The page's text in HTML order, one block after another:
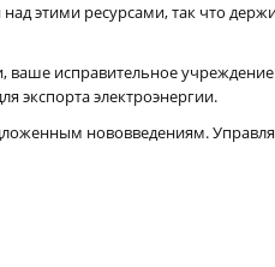
этими ресурсами, так что
исправительное учреждение
экспорта электроэнергии.
нововведениям.